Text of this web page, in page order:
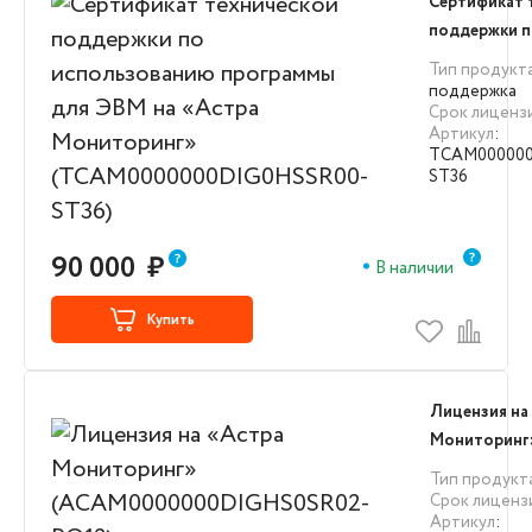
поддержки
для ЭВМ на
ST36)
Тип
поддержка
Срок
Артикул:
ST36
90 000 ₽ В наличии
Купить
Лицензия
PO12)
Тип
Срок
Артикул: